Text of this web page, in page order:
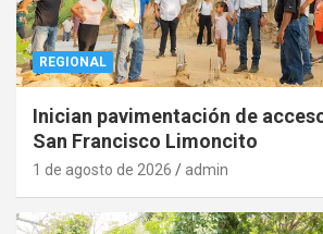
REGIONAL
Inician pavimentación de
San Francisco Limoncito
1 de agosto de 2026 admin